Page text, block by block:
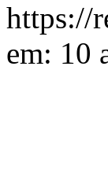
https://
em: 10